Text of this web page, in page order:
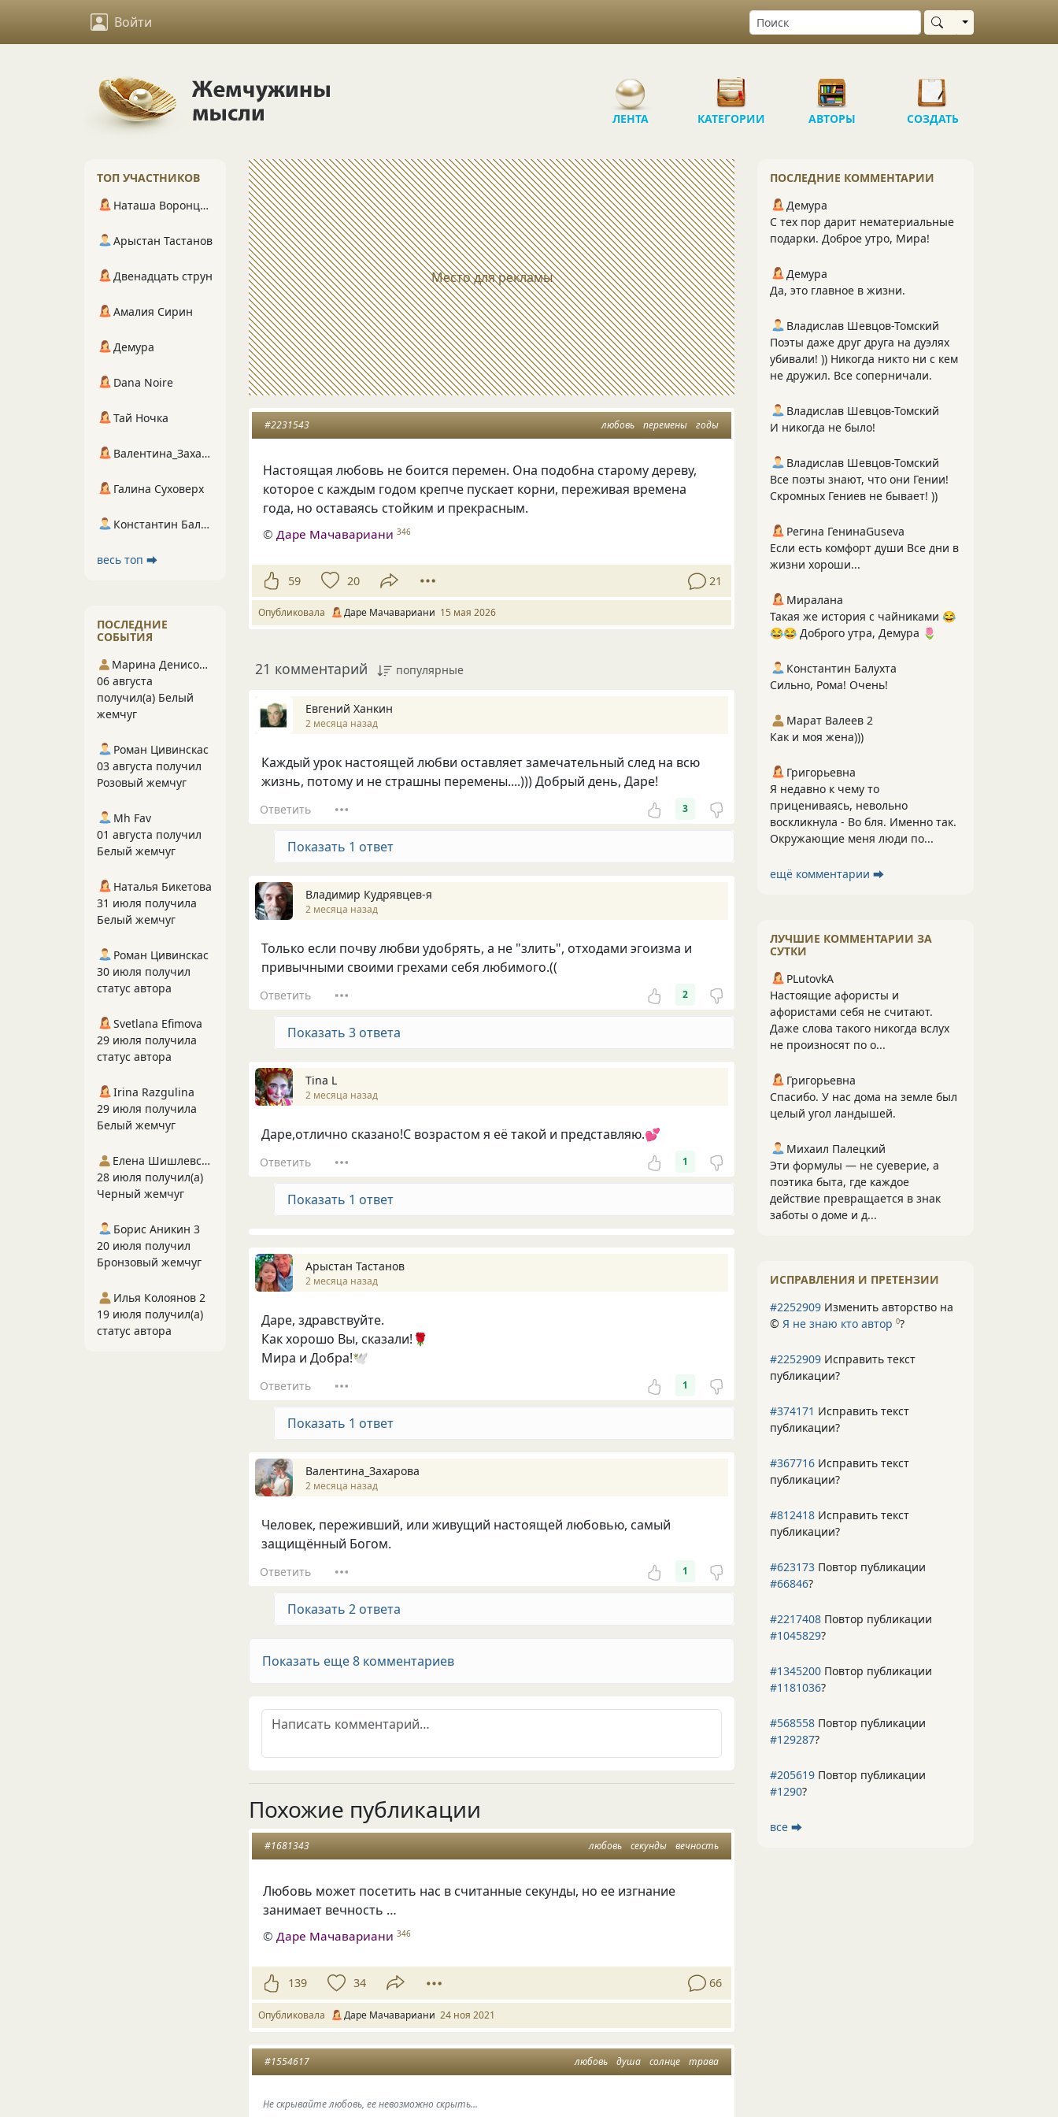
Войти Выбрать область
ЛЕНТА КАТЕГОРИИ АВТОРЫ СОЗДАТЬ
Место для рекламы
любовь перемены годы
#2231543
Настоящая любовь не боится перемен. Она подобна старому дереву,
которое с каждым годом крепче пускает корни, переживая времена
года, но оставаясь стойким и прекрасным.
© Даре Мачавариани 346
59 20 21
Опубликовала Даре Мачавариани 15 мая 2026
21 комментарий популярные
Евгений Ханкин
2 месяца назад
Каждый урок настоящей любви оставляет замечательный след на всю
жизнь, потому и не страшны перемены....))) Добрый день, Даре!
Ответить 3
Показать 1 ответ
Владимир Кудрявцев-я
2 месяца назад
Только если почву любви удобрять, а не "злить", отходами эгоизма и
привычными своими грехами себя любимого.((
Ответить 2
Показать 3 ответа
Tina L
2 месяца назад
Даре,отлично сказано!С возрастом я её такой и представляю.💕
Ответить 1
Показать 1 ответ
Арыстан Тастанов
2 месяца назад
Даре, здравствуйте.
Как хорошо Вы, сказали!🌹
Мира и Добра!🕊️
Ответить 1
Показать 1 ответ
Валентина_Захарова
2 месяца назад
Человек, переживший, или живущий настоящей любовью, самый
защищённый Богом.
Ответить 1
Показать 2 ответа
Показать еще 8 комментариев
Похожие публикации
любовь секунды вечность
#1681343
Любовь может посетить нас в считанные секунды, но ее изгнание
занимает вечность …
© Даре Мачавариани 346
139 34 66
Опубликовала Даре Мачавариани 24 ноя 2021
любовь душа солнце трава
#1554617
Не скрывайте любовь, ее невозможно скрыть...
ПОСЛЕДНИЕ КОММЕНТАРИИ
Демура
С тех пор дарит нематериальные
подарки. Доброе утро, Мира!
Демура
Да, это главное в жизни.
Владислав Шевцов-Томский
Поэты даже друг друга на дуэлях
убивали! )) Никогда никто ни с кем
не дружил. Все соперничали.
Владислав Шевцов-Томский
И никогда не было!
Владислав Шевцов-Томский
Все поэты знают, что они Гении!
Скромных Гениев не бывает! ))
Регина ГенинаGuseva
Если есть комфорт души Все дни в
жизни хороши...
Миралана
Такая же история с чайниками 😂
😂😂 Доброго утра, Демура 🌷
Константин Балухта
Сильно, Рома! Очень!
Марат Валеев 2
Как и моя жена)))
Григорьевна
Я недавно к чему то
прицениваясь, невольно
воскликнула - Во бля. Именно так.
Окружающие меня люди по...
ещё комментарии ⮕
ЛУЧШИЕ КОММЕНТАРИИ ЗА
СУТКИ
PLutоvkА
Настоящие афористы и
афористами себя не считают.
Даже слова такого никогда вслух
не произносят по о...
Григорьевна
Спасибо. У нас дома на земле был
целый угол ландышей.
Михаил Палецкий
Эти формулы — не суеверие, а
поэтика быта, где каждое
действие превращается в знак
заботы о доме и д...
ИСПРАВЛЕНИЯ И ПРЕТЕНЗИИ
#2252909 Изменить авторство на
© Я не знаю кто автор 0?
#2252909 Исправить текст
публикации?
#374171 Исправить текст
публикации?
#367716 Исправить текст
публикации?
#812418 Исправить текст
публикации?
#623173 Повтор публикации
#66846?
#2217408 Повтор публикации
#1045829?
#1345200 Повтор публикации
#1181036?
#568558 Повтор публикации
#129287?
#205619 Повтор публикации
#1290?
все ⮕
ТОП УЧАСТНИКОВ
Наташа Воронцова
Арыстан Тастанов
Двенадцать струн
Амалия Сирин
Демура
Dana Noire
Тай Ночка
Валентина_Захарова
Галина Суховерх
Константин Балухта
весь топ ⮕
ПОСЛЕДНИЕ
СОБЫТИЯ
Марина Денисова 5
06 августа
получил(а) Белый
жемчуг
Роман Цивинскас
03 августа получил
Розовый жемчуг
Mh Fav
01 августа получил
Белый жемчуг
Наталья Бикетова
31 июля получила
Белый жемчуг
Роман Цивинскас
30 июля получил
статус автора
Svetlana Efimova
29 июля получила
статус автора
Irina Razgulina
29 июля получила
Белый жемчуг
Елена Шишлевская
28 июля получил(а)
Черный жемчуг
Борис Аникин 3
20 июля получил
Бронзовый жемчуг
Илья Колоянов 2
19 июля получил(а)
статус автора